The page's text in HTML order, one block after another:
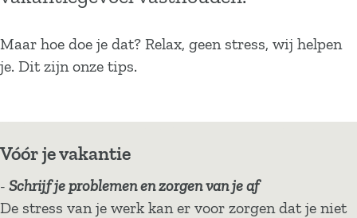
Maar hoe doe je dat? Relax, geen stress, wij helpen
je. Dit zijn onze tips.
Vóór je vakantie
- Schrijf je problemen en zorgen van je af
De stress van je werk kan er voor zorgen dat je niet